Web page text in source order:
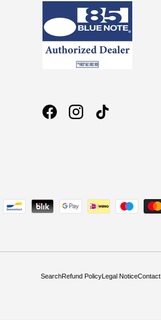
FacebookInstagramTikTok
SearchRefund Policy Legal NoticeContact